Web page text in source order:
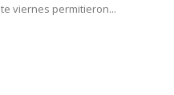
viernes permitieron...